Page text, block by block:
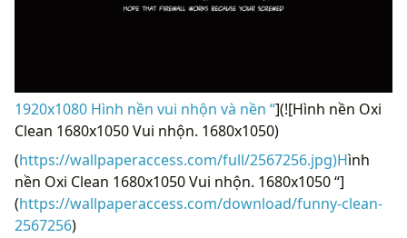
1920x1080 Hình nền vui nhộn và nền “](![Hình nền Oxi
Clean 1680x1050 Vui nhộn. 1680x1050)
(https://wallpaperaccess.com/full/2567256.jpg)Hình
nền Oxi Clean 1680x1050 Vui nhộn. 1680x1050 “]
(https://wallpaperaccess.com/download/funny-clean-
2567256)